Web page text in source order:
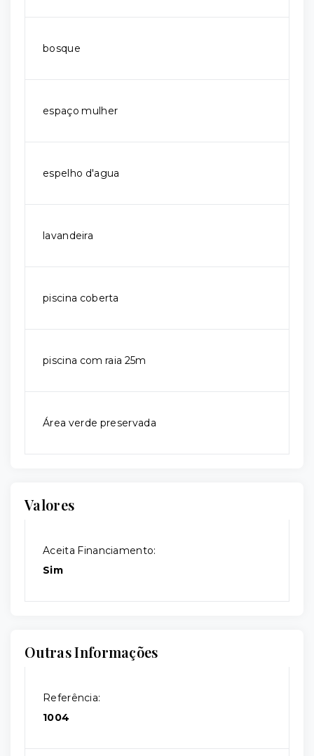
bosque
espaço mulher
espelho d'agua
lavandeira
piscina coberta
piscina com raia 25m
Área verde preservada
Valores
Aceita Financiamento:
Sim
Outras Informações
Referência:
1004